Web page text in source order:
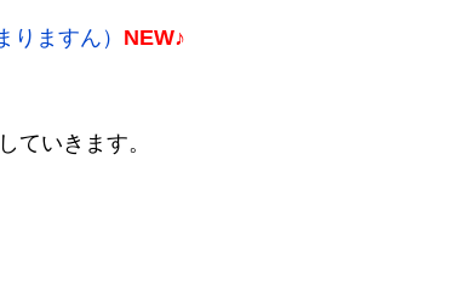
ますん） NEW♪
ていきます。